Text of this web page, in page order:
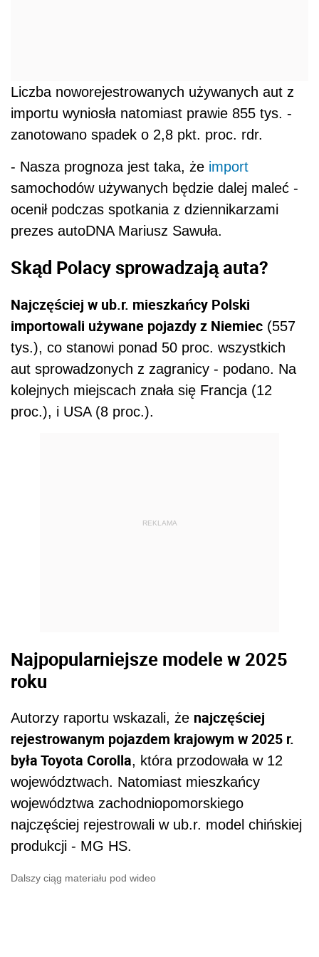
Liczba noworejestrowanych używanych aut z
importu wyniosła natomiast prawie 855 tys. -
zanotowano spadek o 2,8 pkt. proc. rdr.
- Nasza prognoza jest taka, że import
samochodów używanych będzie dalej maleć -
ocenił podczas spotkania z dziennikarzami
prezes autoDNA Mariusz Sawuła.
Skąd Polacy sprowadzają auta?
Najczęściej w ub.r. mieszkańcy Polski
importowali używane pojazdy z Niemiec (557
tys.), co stanowi ponad 50 proc. wszystkich
aut sprowadzonych z zagranicy - podano. Na
kolejnych miejscach znała się Francja (12
proc.), i USA (8 proc.).
REKLAMA
Najpopularniejsze modele w 2025
roku
Autorzy raportu wskazali, że najczęściej
rejestrowanym pojazdem krajowym w 2025 r.
była Toyota Corolla, która przodowała w 12
województwach. Natomiast mieszkańcy
województwa zachodniopomorskiego
najczęściej rejestrowali w ub.r. model chińskiej
produkcji - MG HS.
Dalszy ciąg materiału pod wideo